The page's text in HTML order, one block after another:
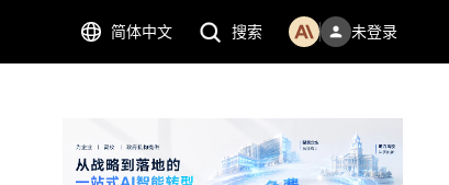
简体中文 搜索 未登录